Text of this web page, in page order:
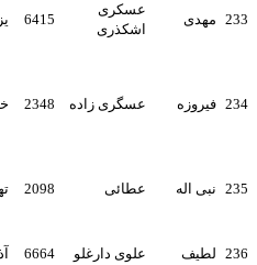
اشکذری
6415
عسگری زاده 2348 خراسان
عطائی 2098 تهران
علوی دارغلو 6664 آذربایجانغربی